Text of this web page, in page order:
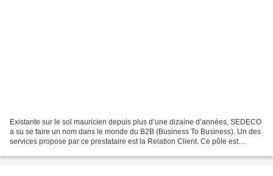
Existante sur le sol mauricien depuis plus d’une dizaine d’années, SEDECO
a su se faire un nom dans le monde du B2B (Business To Business). Un des
services propose par ce prestataire est la Relation Client. Ce pôle est